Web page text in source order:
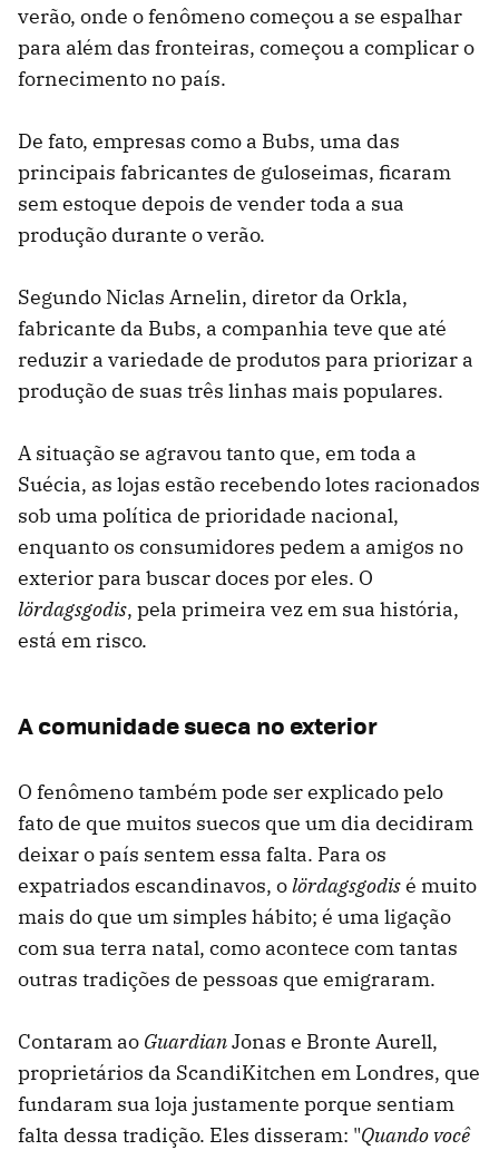
verão, onde o fenômeno começou a se espalhar
para além das fronteiras, começou a complicar o
fornecimento no país.
De fato, empresas como a Bubs, uma das
principais fabricantes de guloseimas, ficaram
sem estoque depois de vender toda a sua
produção durante o verão.
Segundo Niclas Arnelin, diretor da Orkla,
fabricante da Bubs, a companhia teve que até
reduzir a variedade de produtos para priorizar a
produção de suas três linhas mais populares.
A situação se agravou tanto que, em toda a
Suécia, as lojas estão recebendo lotes racionados
sob uma política de prioridade nacional,
enquanto os consumidores pedem a amigos no
exterior para buscar doces por eles. O
lördagsgodis, pela primeira vez em sua história,
está em risco.
A comunidade sueca no exterior
O fenômeno também pode ser explicado pelo
fato de que muitos suecos que um dia decidiram
deixar o país sentem essa falta. Para os
expatriados escandinavos, olördagsgodisé muito
mais do que um simples hábito; é uma ligação
com sua terra natal, como acontece com tantas
outras tradições de pessoas que emigraram.
Contaram ao GuardianJonas e Bronte Aurell,
proprietários da ScandiKitchen em Londres, que
fundaram sua loja justamente porque sentiam
falta dessa tradição. Eles disseram: "Quando você